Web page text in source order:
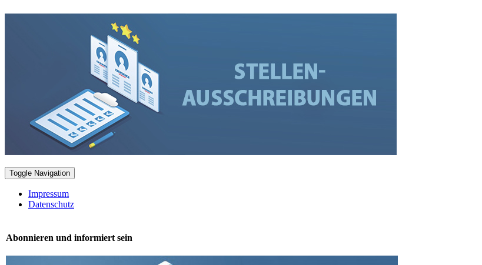
Toggle Navigation
Impressum
Datenschutz
Abonnieren und informiert sein